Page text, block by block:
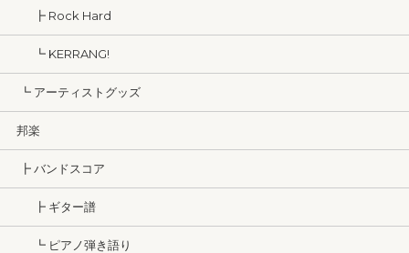
┣ Rock Hard
┗ KERRANG!
┗ アーティストグッズ
邦楽
┣ バンドスコア
┣ ギター譜
┗ ピアノ弾き語り